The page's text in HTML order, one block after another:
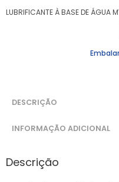
LUBRIFICANTE À BASE DE ÁGUA
DESCRIÇÃO
INFORMAÇÃO ADICIONAL
Descrição